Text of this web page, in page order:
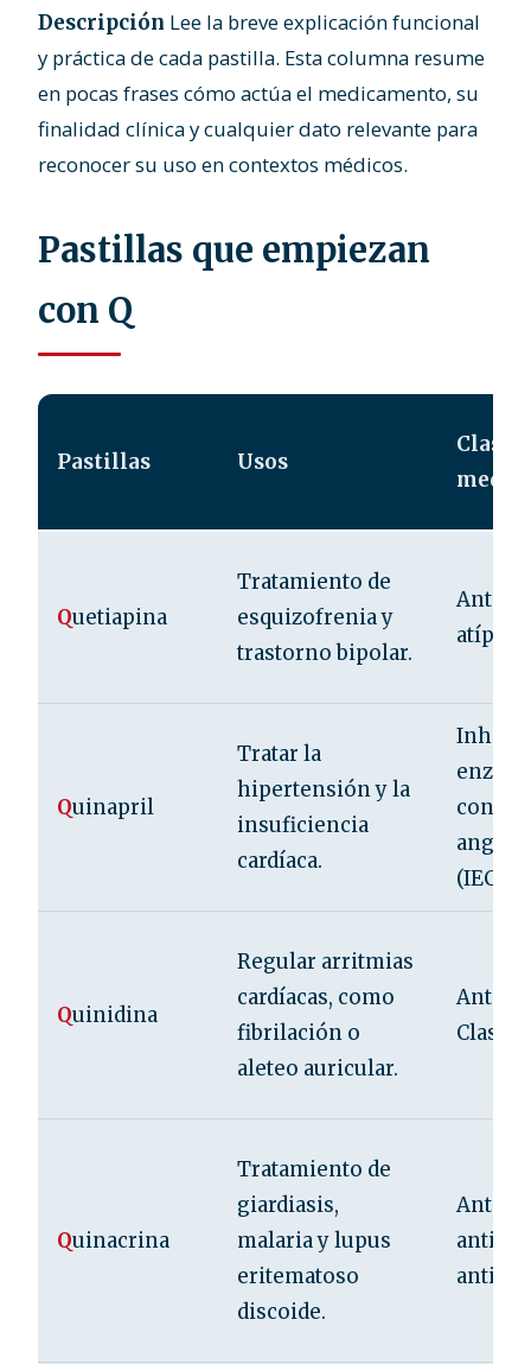
Descripción Lee la breve explicación funcional
y práctica de cada pastilla. Esta columna resume
en pocas frases cómo actúa el medicamento, su
finalidad clínica y cualquier dato relevante para
reconocer su uso en contextos médicos.
Pastillas que empiezan
con Q
Pastillas Usos
Clase
Quetiapina
Tratamiento de
esquizofrenia y
trastorno bipolar.
atípico
Quinapril
Tratar la
hipertensión y la
insuficiencia
cardíaca.
enzima
(IECA)
Quinidina
Regular arritmias
cardíacas, como
fibrilación o
aleteo auricular.
Clase
Quinacrina
Tratamiento de
giardiasis,
malaria y lupus
eritematoso
discoide.